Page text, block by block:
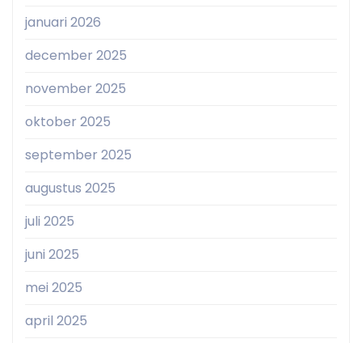
januari 2026
december 2025
november 2025
oktober 2025
september 2025
augustus 2025
juli 2025
juni 2025
mei 2025
april 2025